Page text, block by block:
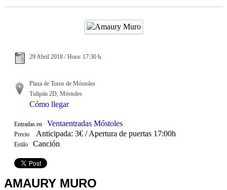
29 Abril 2018 / Hora: 17:30 h.
Plaza de Toros de Móstoles
Tulipán 2D, Móstoles
Cómo llegar
Entradas en Ventaentradas Móstoles
Precio Anticipada: 3€ / Apertura de puertas 17:00h
Estilo Canción
AMAURY MURO